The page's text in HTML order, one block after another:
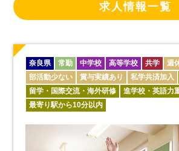
求人情報一覧
奈良県 常勤 中学校 高等学校 共学
週
部活動少ない
賞与実績あり 私学共済加入
留学・国際交流・海外研修
進学校・英語力
最寄り駅から10分以内